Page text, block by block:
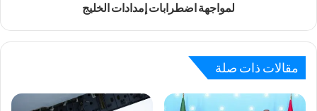
لمواجهة اضطرابات إمدادات الخليج
مقالات ذات صلة